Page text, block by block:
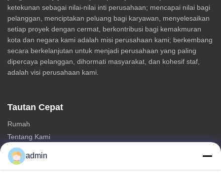
ketekunan sebagai nilai-nilai inti perusahaan; mencapai nilai bagi
pelanggan, menciptakan peluang bagi karyawan, menyelesaikan
setiap proyek dengan cermat, berkontribusi bagi kemakmuran
kota dan negara kami adalah misi perusahaan kami; berkembang
secara berkelanjutan untuk menjadi perusahaan yang paling
dipercaya pelanggan, dihormati masyarakat, dan kohesif staf,
adalah visi perusahaan kami.
Tautan Cepat
Rumah
Tentang Kami
Produk
Hubungi Kami
admin